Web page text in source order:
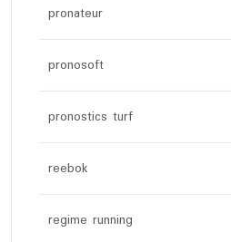
pronateur
pronosoft
pronostics turf
reebok
regime running